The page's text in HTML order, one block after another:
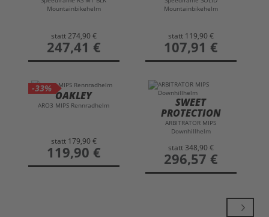
Mountainbikehelm
statt 274,90 €
preis
247,41 €
Mountainbikehelm
statt 119,90 €
preis
107,91 €
-33%
OAKLEY
ARO3 MIPS Rennradhelm
statt 179,90 €
preis
119,90 €
SWEET
PROTECTION
ARBITRATOR MIPS
Downhillhelm
statt 348,90 €
preis
296,57 €